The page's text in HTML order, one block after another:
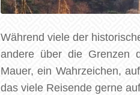
Während viele der
andere über die Grenzen
Mauer, ein Wahrzeichen,
das viele Reisende gerne